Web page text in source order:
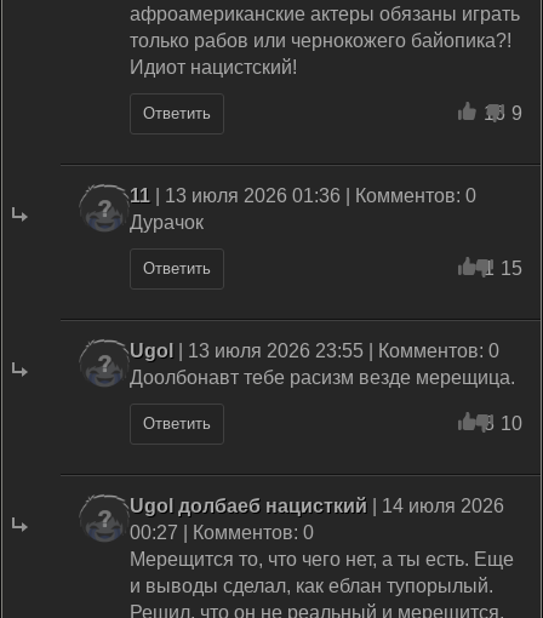
афроамериканские актеры обязаны играть
только рабов или чернокожего байопика?!
Идиот нацистский!
Ответить 16 9
11 | 13 июля 2026 01:36 | Комментов: 0
Дурачок
Ответить 1 15
Ugol | 13 июля 2026 23:55 | Комментов: 0
Доолбонавт тебе расизм везде мерещица.
Ответить 8 10
Ugol долбаеб нацисткий | 14 июля 2026
00:27 | Комментов: 0
Мерещится то, что чего нет, а ты есть. Еще
и выводы сделал, как еблан тупорылый.
Решил, что он не реальный и мерещится.